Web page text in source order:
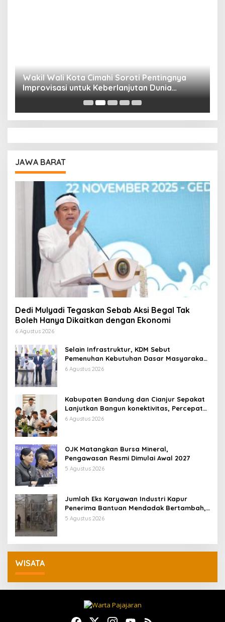
Wakil Wali Kota Cimahi Soroti Pentingnya
Improvisasi untuk Keberlanjutan Dunia
Pendidikan
JAWA BARAT
Dedi Mulyadi Tegaskan Sebab Aksi Begal Tak
Boleh Hanya Dikaitkan dengan Ekonomi
6 Agustus 2026
Selain Infrastruktur, KDM Sebut
Pemenuhan Kebutuhan Dasar Masyarakat
Jadi Fokus APBD Jabar 2027
6 Agustus 2026
Kabupaten Bandung dan Cianjur Sepakat
Lanjutkan Bangun konektivitas, Percepat
Pertumbuhan Ekonomi Daerah
6 Agustus 2026
OJK Matangkan Bursa Mineral,
Pengawasan Resmi Dimulai Awal 2027
5 Agustus 2026
Jumlah Eks Karyawan Industri Kapur
Penerima Bantuan Mendadak Bertambah,
KDM: Kita Identifikasi
5 Agustus 2026
WISATA